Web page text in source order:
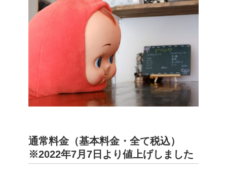
通常料金（基本料金・全て税込）
※2022年7月7日より値上げしました